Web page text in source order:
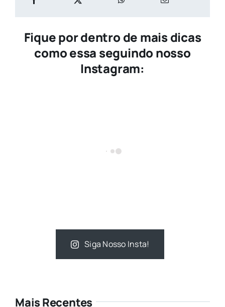
Fique por dentro de mais dicas
como essa seguindo nosso
Instagram:
Siga Nosso Insta!
Mais Recentes